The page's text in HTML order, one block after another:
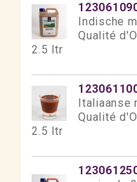
Indische
Qualité
2.5 ltr
Italiaanse
Qualité
2.5 ltr